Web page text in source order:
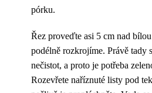
pórku.
Řez proveďte asi 5 cm nad
podélně rozkrojíme. Právě tady
nečistot, a proto je potřeba
Rozevřete naříznuté listy pod